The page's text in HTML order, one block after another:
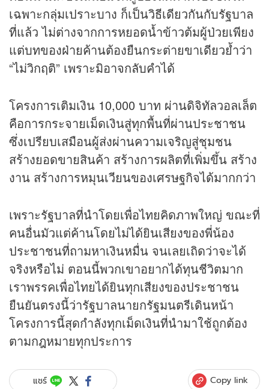
เฉพาะกลุ่มเปราะบาง ก็เป็นวิธีเดียวกันกับรัฐบาล
ที่แล้ว ไม่ต่างจากการหยอดน้ำข้าวต้มผู้ป่วยเพียง
แต่บทของฝ่ายค้านต้องยืนกระต่ายขาเดียวย้ำว่า
“ไม่วิกฤติ” เพราะมิอาจกลับคำได้
โครงการเติมเงิน 10,000 บาท ผ่านดิจิทัลวอลเล็ต
คือการกระจายเม็ดเงินสู่ทุกพื้นที่ผ่านประชาชน
ซึ่งเปรียบเสมือนผู้ส่งผ่านความเจริญสู่ชุมชน
สร้างยอดขายสินค้า สร้างการผลิตที่เพิ่มขึ้น สร้าง
งาน สร้างการหมุนเวียนของเศรษฐกิจได้มากกว่า
เพราะรัฐบาลที่นำโดยเพื่อไทยคิดภาพใหญ่ ขณะที่
คนอื่นมัวแต่ค้านโดยไม่ได้ยินเสียงของพี่น้อง
ประชาชนที่ถามหาเงินหมื่น จนเลยเถิดว่าจะได้
จริงหรือไม่ ตอนนี้พวกเขาอยากได้ทุนชีวิตมาก
เราพรรคเพื่อไทยได้ยินทุกเสียงของประชาชน
ยืนยันตรงนี้ว่ารัฐบาลนายกรัฐมนตรีเดินหน้า
โครงการนี้สุดกำลังทุกเม็ดเงินที่นำมาใช้ถูกต้อง
ตามกฎหมายทุกประการ
แชร์ Copy link